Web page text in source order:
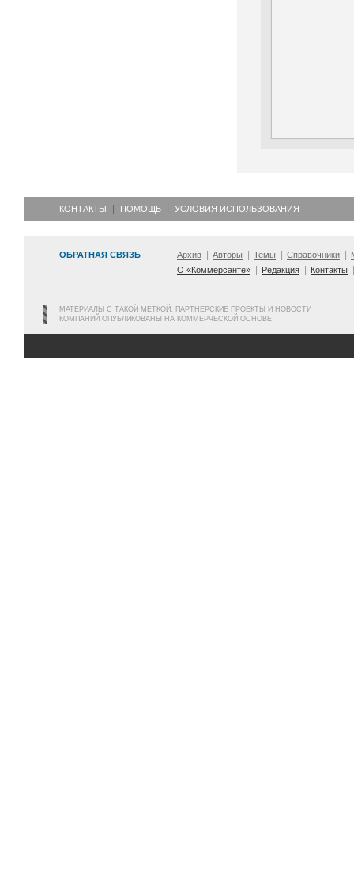
КОНТАКТЫ ПОМОЩЬ УСЛОВИЯ ИСПОЛЬЗОВАНИЯ
ОБРАТНАЯ СВЯЗЬ Архив Авторы Темы Справочники
О «Коммерсанте»
Редакция Контакты
МАТЕРИАЛЫ С ТАКОЙ МЕТКОЙ, ПАРТНЕРСКИЕ ПРОЕКТЫ И НОВОСТИ
КОМПАНИЙ ОПУБЛИКОВАНЫ НА КОММЕРЧЕСКОЙ ОСНОВЕ